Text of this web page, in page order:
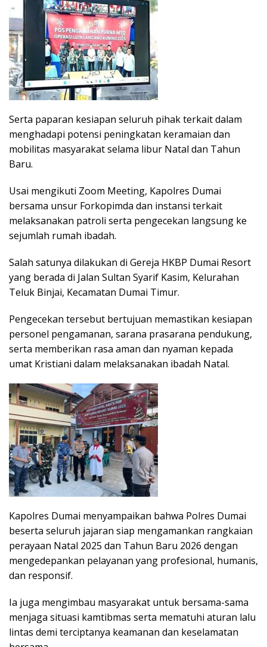
Serta paparan kesiapan seluruh pihak terkait dalam
menghadapi potensi peningkatan keramaian dan
mobilitas masyarakat selama libur Natal dan Tahun
Baru.
Usai mengikuti Zoom Meeting, Kapolres Dumai
bersama unsur Forkopimda dan instansi terkait
melaksanakan patroli serta pengecekan langsung ke
sejumlah rumah ibadah.
Salah satunya dilakukan di Gereja HKBP Dumai Resort
yang berada di Jalan Sultan Syarif Kasim, Kelurahan
Teluk Binjai, Kecamatan Dumai Timur.
Pengecekan tersebut bertujuan memastikan kesiapan
personel pengamanan, sarana prasarana pendukung,
serta memberikan rasa aman dan nyaman kepada
umat Kristiani dalam melaksanakan ibadah Natal.
Kapolres Dumai menyampaikan bahwa Polres Dumai
beserta seluruh jajaran siap mengamankan rangkaian
perayaan Natal 2025 dan Tahun Baru 2026 dengan
mengedepankan pelayanan yang profesional, humanis,
dan responsif.
Ia juga mengimbau masyarakat untuk bersama-sama
menjaga situasi kamtibmas serta mematuhi aturan lalu
lintas demi terciptanya keamanan dan keselamatan